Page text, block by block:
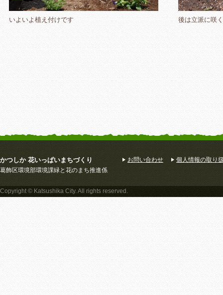
いよいよ植え付けです 後は立派に咲
かつしか 花いっぱいまちづくり
葛飾区環境部環境課緑と花のまち推進係
お問い合わせ 個人情報の取り
Copyright © Katsushika City. All rights reserved.